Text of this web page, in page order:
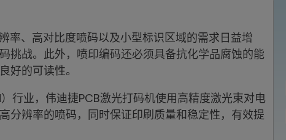
率、高对比度喷码以及小型标识区域的需求日益增
挑战。此外，喷印编码还必须具备抗化学品腐蚀的能
好的可读性。
业，伟迪捷PCB激光打码机使用高精度激光束对电
分辨率的喷码，同时保证印刷质量和稳定性，有效提